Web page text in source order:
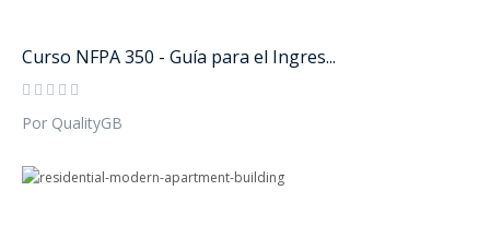
Curso NFPA 350 - Guía para el Ingres...
Por QualityGB